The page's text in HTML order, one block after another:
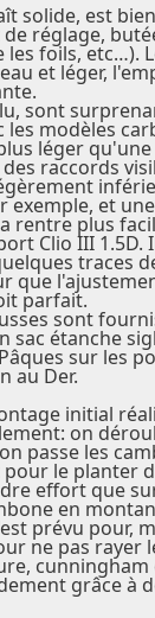
solide, est
de réglage,
les foils, etc…).
et léger,
sont
les modèles
léger
raccords
exemple, et
rentre plus
Clio III 1.5D.
traces
que
parfait.
sont
sac étanche
sur les
au Der.
initial
on
passe les
le planter
effort que
en
prévu pour,
ne pas rayer
cunningham
grâce à